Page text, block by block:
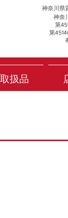
神奈川県
神奈
第
第
扱品